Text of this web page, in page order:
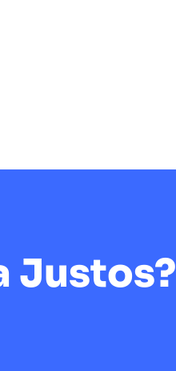
Justos?